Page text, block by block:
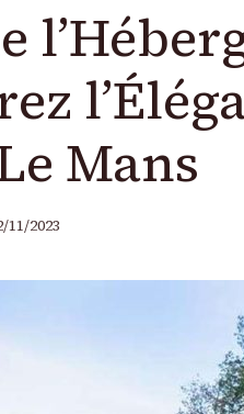
Mans
11/2023